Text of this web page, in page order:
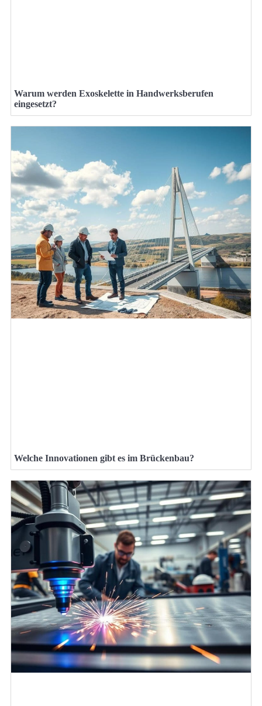
Warum werden Exoskelette in Handwerksberufen
eingesetzt?
Welche Innovationen gibt es im Brückenbau?